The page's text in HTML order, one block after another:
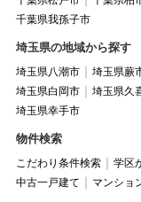
千葉県我孫子市
埼玉県の地域から探す
埼玉県八潮市 埼玉県蕨
埼玉県白岡市
埼玉県久
埼玉県幸手市
物件検索
こだわり条件検索 学区
中古一戸建て
マンショ